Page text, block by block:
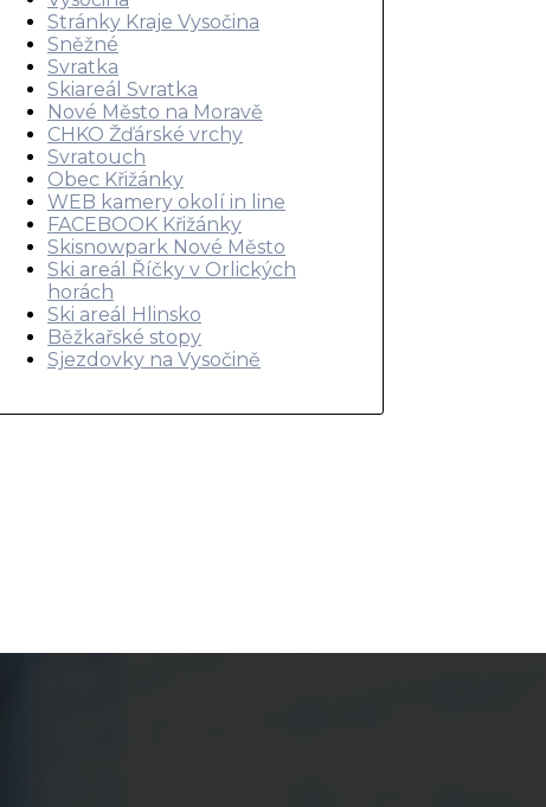
Stránky Kraje Vysočina
Sněžné
Svratka
Skiareál Svratka
Nové Město na Moravě
CHKO Žďárské vrchy
Svratouch
Obec Křižánky
WEB kamery okolí in line
FACEBOOK Křižánky
Skisnowpark Nové Město
Ski areál Říčky v Orlických
horách
Ski areál Hlinsko
Běžkařské stopy
Sjezdovky na Vysočině